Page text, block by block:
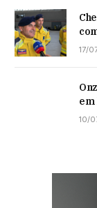
17/
em
10/